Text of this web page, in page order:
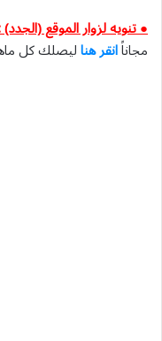
● تنويه لزوار الموقع
مجاناًانقر هناليصلك كل